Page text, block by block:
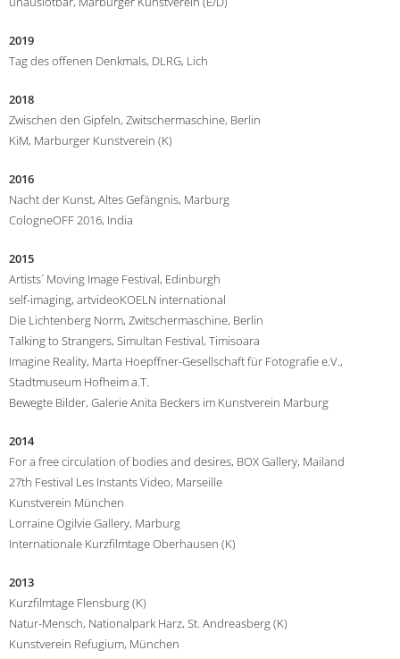
2019
Tag des offenen Denkmals, DLRG, Lich
2018
Zwischen den Gipfeln, Zwitschermaschine, Berlin
KiM, Marburger Kunstverein (K)
2016
Nacht der Kunst, Altes Gefängnis, Marburg
CologneOFF 2016, India
2015
Artists´ Moving Image Festival, Edinburgh
self-imaging, artvideoKOELN international
Die Lichtenberg Norm, Zwitschermaschine, Berlin
Talking to Strangers, Simultan Festival, Timisoara
Imagine Reality, Marta Hoepffner-Gesellschaft für Fotografie e.V.,
Stadtmuseum Hofheim a.T.
Bewegte Bilder, Galerie Anita Beckers im Kunstverein Marburg
2014
For a free circulation of bodies and desires, BOX Gallery, Mailand
27th Festival Les Instants Video, Marseille
Kunstverein München
Lorraine Ogilvie Gallery, Marburg
Internationale Kurzfilmtage Oberhausen (K)
2013
Kurzfilmtage Flensburg (K)
Natur-Mensch, Nationalpark Harz, St. Andreasberg (K)
Kunstverein Refugium, München